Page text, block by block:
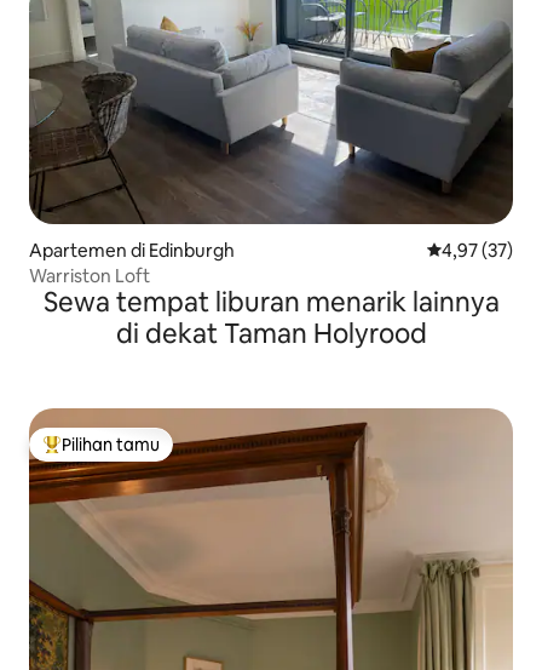
Apartemen di Edinburgh Nilai rata-rata
4,97 (37)
Warriston Loft
Sewa tempat liburan menarik lainnya
di dekat Taman Holyrood
Pilihan tamu terpopuler
Pilihan tamu